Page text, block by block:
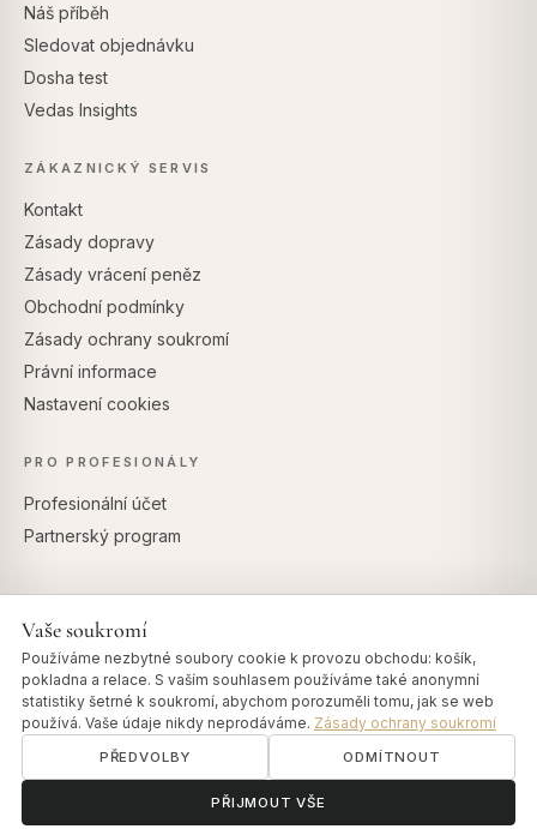
Náš příběh
Sledovat objednávku
Dosha test
Vedas Insights
ZÁKAZNICKÝ SERVIS
Kontakt
Zásady dopravy
Zásady vrácení peněz
Obchodní podmínky
Zásady ochrany soukromí
Právní informace
Nastavení cookies
PRO PROFESIONÁLY
Profesionální účet
Partnerský program
info@artofvedas.com
ॐ
Vaše soukromí
Používáme nezbytné soubory cookie k provozu obchodu: košík,
pokladna a relace. S vaším souhlasem používáme také anonymní
statistiky šetrné k soukromí, abychom porozuměli tomu, jak se web
používá. Vaše údaje nikdy neprodáváme. Zásady ochrany soukromí
PŘEDVOLBY ODMÍTNOUT
PŘIJMOUT VŠE